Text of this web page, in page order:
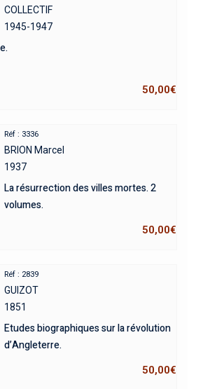
COLLECTIF
1945-1947
50,00€
Réf : 3336
BRION Marcel
1937
La résurrection des villes mortes. 2
volumes.
50,00€
Réf : 2839
GUIZOT
1851
Etudes biographiques sur la révolution
d’Angleterre.
50,00€